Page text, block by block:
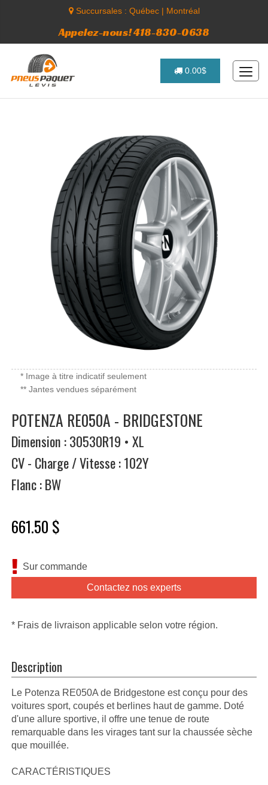
Succursales : Québec| Montréal
Appelez-nous! 418-830-0638
0.00$
* Image à titre indicatif seulement
** Jantes vendues séparément
POTENZA RE050A - BRIDGESTONE
Dimension : 30530R19 • XL
CV - Charge / Vitesse : 102Y
Flanc : BW
661.50 $
Sur commande
Contactez nos experts
* Frais de livraison applicable selon votre région.
Description
Le Potenza RE050A de Bridgestone est conçu pour des
voitures sport, coupés et berlines haut de gamme. Doté
d'une allure sportive, il offre une tenue de route
remarquable dans les virages tant sur la chaussée sèche
que mouillée.
CARACTÉRISTIQUES